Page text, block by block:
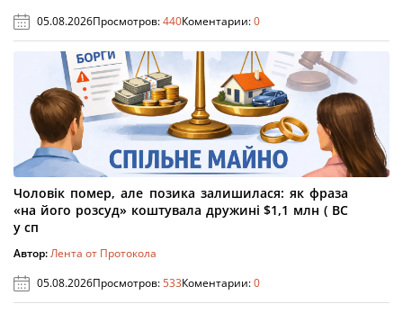
05.08.2026Просмотров:440Коментарии:0
Чоловік помер, але позика залишилася: як фраза
«на його розсуд» коштувала дружині $1,1 млн ( ВС
у сп
Автор:Лента от Протокола
05.08.2026Просмотров:533Коментарии:0